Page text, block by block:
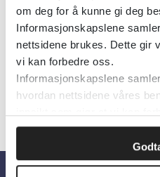
om deg for å kunne gi deg
Informasjonskapslene
nettsidene brukes. Dette gir
vi kan forbedre oss.
Informasjonskapslene
hvordan nettsidene våres
« 1 2 »